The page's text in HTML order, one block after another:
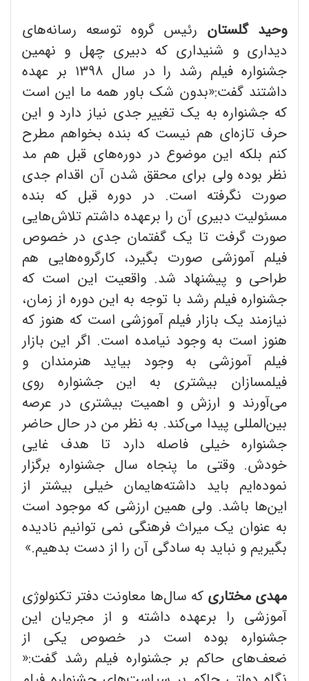
وحید گلستان رئیس گروه توسعه رسانه‌های
دیداری و شنیداری که دبیری چهل و نهمین
جشنواره فیلم رشد را در سال ۱۳۹۸ بر عهده
داشتند گفت:«بدون شک باور همه ما این است
که جشنواره به یک تغییر جدی نیاز دارد و این
حرف تازه‌ای هم نیست که بنده بخواهم مطرح
کنم بلکه این موضوع در دوره‌های قبل هم مد
نظر بوده ولی برای محقق شدن آن اقدام جدی
صورت نگرفته است. در دوره قبل که بنده
مسئولیت دبیری آن را برعهده داشتم تلاش‌هایی
صورت گرفت تا یک گفتمان جدی در خصوص
فیلم آموزشی صورت بگیرد، کارگروه‌هایی هم
طراحی و پیشنهاد شد. واقعیت این است که
جشنواره فیلم رشد با توجه به این دوره از زمان،
نیازمند یک بازار فیلم آموزشی است که هنوز که
هنوز است به وجود نیامده است. اگر این بازار
فیلم آموزشی به وجود بیاید هنرمندان و
فیلمسازان بیشتری به این جشنواره روی
می‌آورند و ارزش و اهمیت بیشتری در عرصه
بین‌المللی پیدا می‌کند. به نظر من در حال حاضر
جشنواره خیلی فاصله دارد تا هدف غایی
خودش. وقتی ما پنجاه سال جشنواره برگزار
نموده‌ایم باید داشته‌هایمان خیلی بیشتر از
این‌ها باشد. ولی همین ارزشی که موجود است
به عنوان یک میراث فرهنگی نمی ‌توانیم نادیده
بگیریم و نباید به سادگی آن را از دست بدهیم.»
مهدی مختاری که سال‌ها معاونت دفتر تکنولوژی
آموزشی را برعهده داشته و از مجریان این
جشنواره بوده است در خصوص یکی از
ضعف‌های حاکم بر جشنواره فیلم رشد گفت:«